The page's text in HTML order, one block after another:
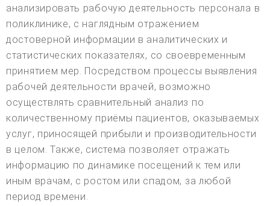
анализировать рабочую деятельность персонала в
поликлинике, с наглядным отражением
достоверной информации в аналитических и
статистических показателях, со своевременным
принятием мер. Посредством процессы выявления
рабочей деятельности врачей, возможно
осуществлять сравнительный анализ по
количественному приёмы пациентов, оказываемых
услуг, приносящей прибыли и производительности
в целом. Также, система позволяет отражать
информацию по динамике посещений к тем или
иным врачам, с ростом или спадом, за любой
период времени.